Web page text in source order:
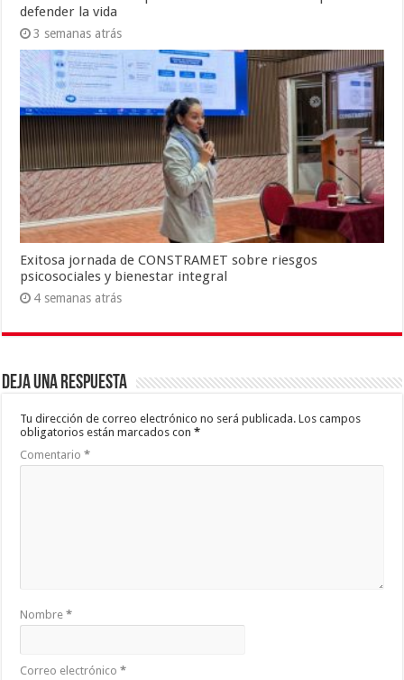
defender la vida
3 semanas atrás
Exitosa jornada de CONSTRAMET sobre riesgos
psicosociales y bienestar integral
4 semanas atrás
Deja una respuesta
Tu dirección de correo electrónico no será publicada. Los campos
obligatorios están marcados con*
Comentario*
Nombre*
Correo electrónico*